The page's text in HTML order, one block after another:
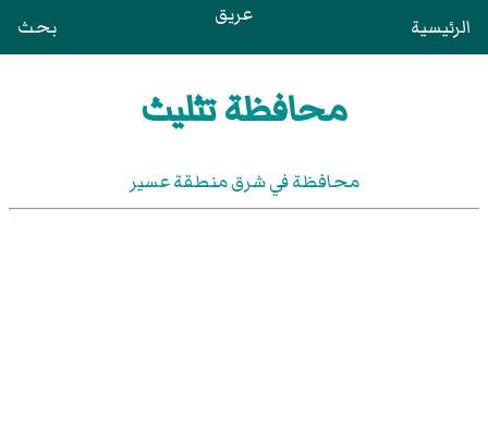
الرئيسية عريق بحث
محافظة تثليث
محافظة في شرق منطقة عسير